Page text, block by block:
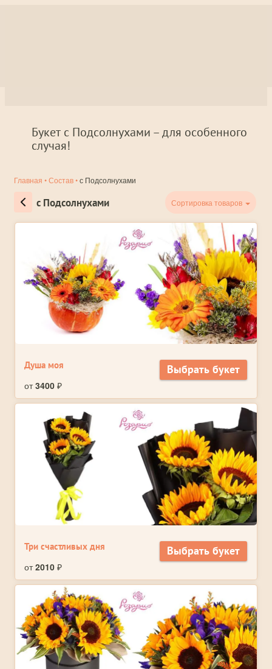
Букет с Подсолнухами – для особенного
случая!
Главная •Состав•с Подсолнухами
с Подсолнухами
Душа моя
от3400 ₽
Выбрать букет
Три счастливых дня
от2010 ₽
Выбрать букет
Сортировка товаров